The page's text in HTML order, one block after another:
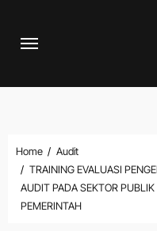
Home
Audit
TRAINING EVALUASI
AUDIT PADA SEKTOR PUBLIK
PEMERINTAH